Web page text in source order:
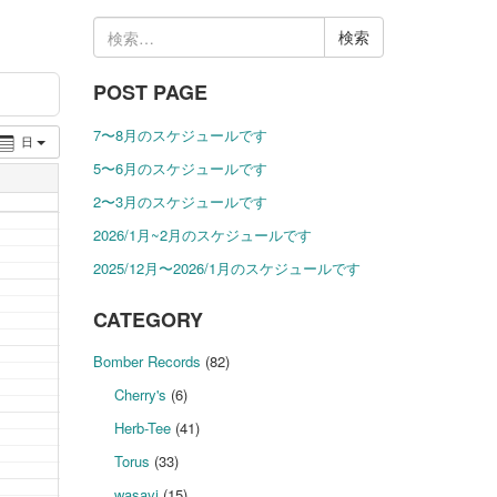
日
検
索:
POST PAGE
7〜8月のスケジュールです
5〜6月のスケジュールです
2〜3月のスケジュールです
2026/1月~2月のスケジュールです
2025/12月〜2026/1月のスケジュールです
CATEGORY
Bomber Records (82)
Cherry's (6)
Herb-Tee (41)
Torus (33)